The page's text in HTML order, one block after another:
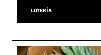
LOTERÍA